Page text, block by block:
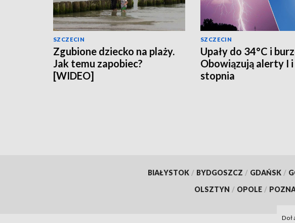
SZCZECIN
Zgubione dziecko na plaży.
Jak temu zapobiec?
[WIDEO]
SZCZECIN
Upały do 34°C i
Obowiązują alerty I i
stopnia
BIAŁYSTOK / BYDGOSZCZ / GDAŃSK /
OLSZTYN / OPOLE /